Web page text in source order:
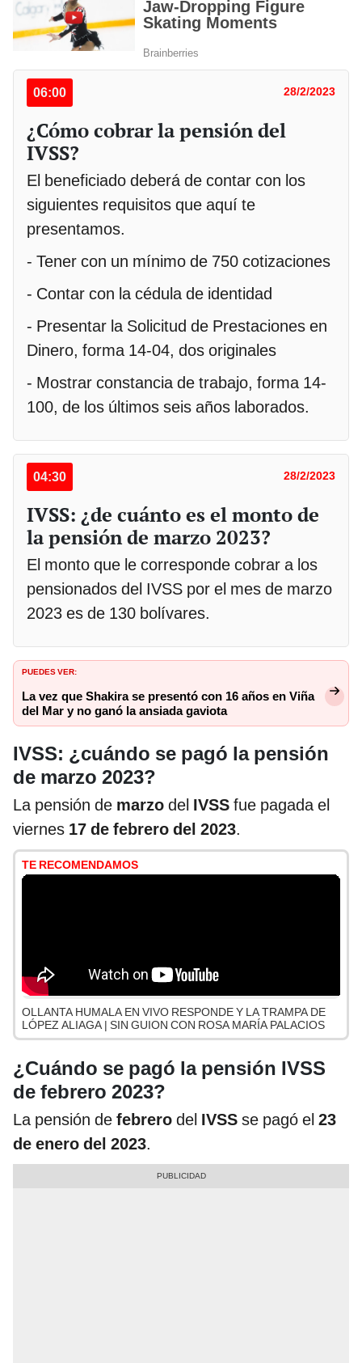
06:00 28/2/2023
¿Cómo cobrar la pensión del
IVSS?
El beneficiado deberá de contar con los
siguientes requisitos que aquí te
presentamos.
- Tener con un mínimo de 750 cotizaciones
- Contar con la cédula de identidad
- Presentar la Solicitud de Prestaciones en
Dinero, forma 14-04, dos originales
- Mostrar constancia de trabajo, forma 14-
100, de los últimos seis años laborados.
04:30 28/2/2023
IVSS: ¿de cuánto es el monto de
la pensión de marzo 2023?
El monto que le corresponde cobrar a los
pensionados del IVSS por el mes de marzo
2023 es de 130 bolívares.
PUEDES VER:
La vez que Shakira se presentó con 16 años en Viña
del Mar y no ganó la ansiada gaviota
IVSS: ¿cuándo se pagó la pensión
de marzo 2023?
La pensión de marzo del IVSS fue pagada el
viernes 17 de febrero del 2023.
TE RECOMENDAMOS
OLLANTA HUMALA EN VIVO RESPONDE Y LA TRAMPA DE
LÓPEZ ALIAGA | SIN GUION CON ROSA MARÍA PALACIOS
¿Cuándo se pagó la pensión IVSS
de febrero 2023?
La pensión de febrero del IVSS se pagó el 23
de enero del 2023.